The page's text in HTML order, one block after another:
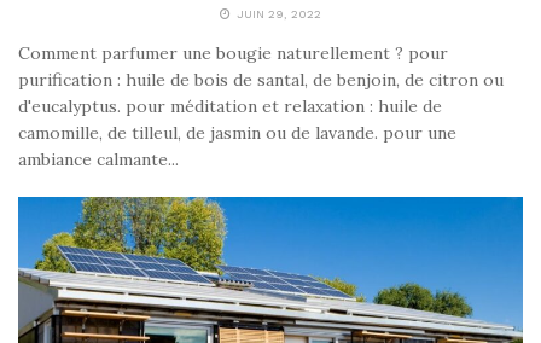
JUIN 29, 2022
Comment parfumer une bougie naturellement ? pour
purification : huile de bois de santal, de benjoin, de citron ou
d'eucalyptus. pour méditation et relaxation : huile de
camomille, de tilleul, de jasmin ou de lavande. pour une
ambiance calmante...